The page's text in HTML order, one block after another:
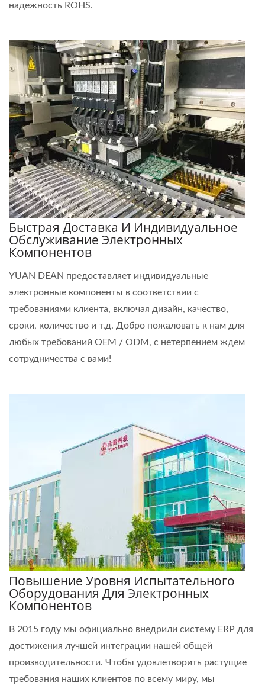
надежность ROHS.
Быстрая Доставка И Индивидуальное
Обслуживание Электронных
Компонентов
YUAN DEAN предоставляет индивидуальные
электронные компоненты в соответствии с
требованиями клиента, включая дизайн, качество,
сроки, количество и т.д. Добро пожаловать к нам для
любых требований OEM / ODM, с нетерпением ждем
сотрудничества с вами!
Повышение Уровня Испытательного
Оборудования Для Электронных
Компонентов
В 2015 году мы официально внедрили систему ERP для
достижения лучшей интеграции нашей общей
производительности. Чтобы удовлетворить растущие
требования наших клиентов по всему миру, мы